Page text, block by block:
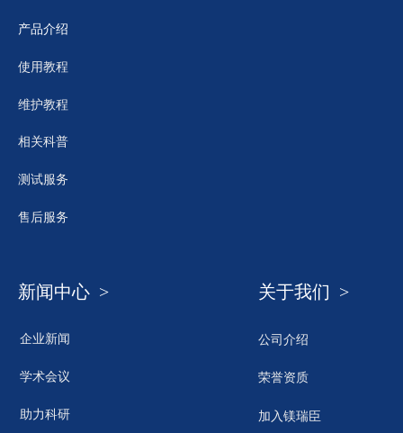
产品介绍
使用教程
维护教程
相关科普
测试服务
售后服务
新闻中心 >
企业新闻
学术会议
助力科研
关于我们 >
公司介绍
荣誉资质
加入镁瑞臣